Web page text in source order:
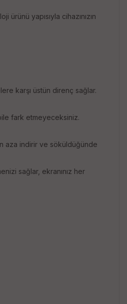
ürünü yapısıyla cihazınızın
karşı üstün direnç sağlar.
fark etmeyeceksiniz.
aza indirir ve söküldüğünde
sağlar, ekranınız her